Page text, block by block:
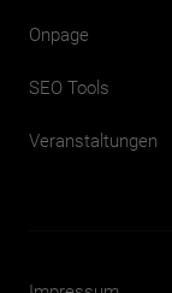
Onpage
SEO Tools
Veranstaltungen